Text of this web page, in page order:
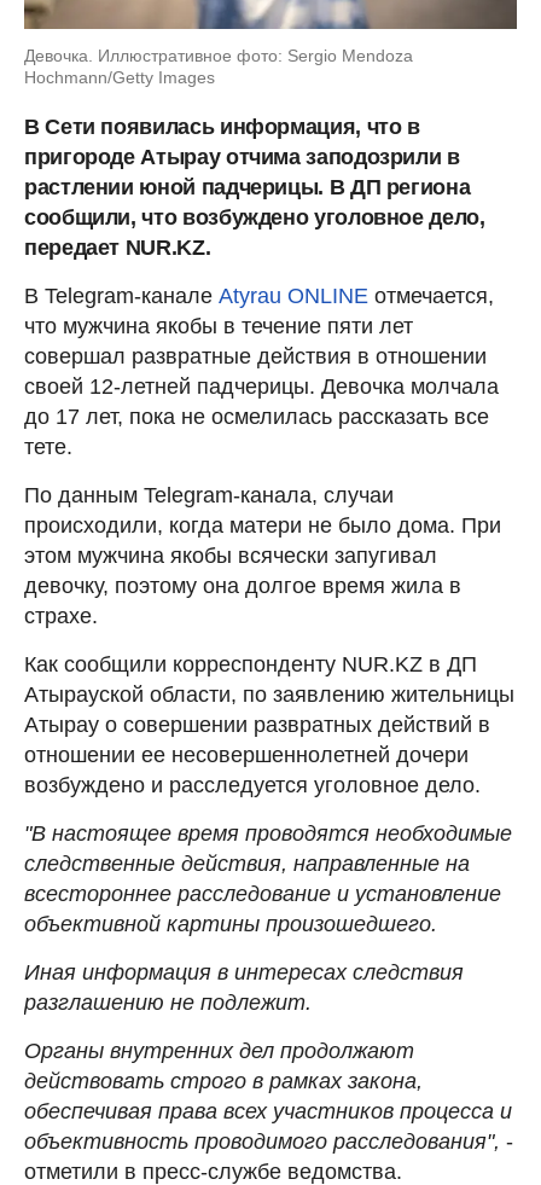
Девочка. Иллюстративное фото: Sergio Mendoza
Hochmann/Getty Images
В Сети появилась информация, что в
пригороде Атырау отчима заподозрили в
растлении юной падчерицы. В ДП региона
сообщили, что возбуждено уголовное дело,
передает NUR.KZ.
В Telegram-канале Atyrau ONLINE отмечается,
что мужчина якобы в течение пяти лет
совершал развратные действия в отношении
своей 12-летней падчерицы. Девочка молчала
до 17 лет, пока не осмелилась рассказать все
тете.
По данным Telegram-канала, случаи
происходили, когда матери не было дома. При
этом мужчина якобы всячески запугивал
девочку, поэтому она долгое время жила в
страхе.
Как сообщили корреспонденту NUR.KZ в ДП
Атырауской области, по заявлению жительницы
Атырау о совершении развратных действий в
отношении ее несовершеннолетней дочери
возбуждено и расследуется уголовное дело.
"В настоящее время проводятся необходимые
следственные действия, направленные на
всестороннее расследование и установление
объективной картины произошедшего.
Иная информация в интересах следствия
разглашению не подлежит.
Органы внутренних дел продолжают
действовать строго в рамках закона,
обеспечивая права всех участников процесса и
объективность проводимого расследования", -
отметили в пресс-службе ведомства.